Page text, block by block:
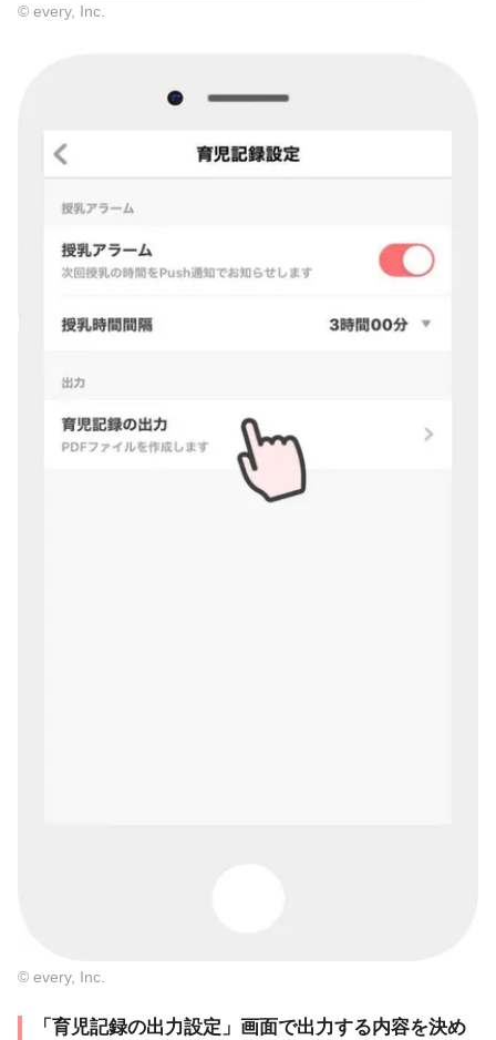
© every, Inc.
© every, Inc.
「育児記録の出力設定」画面で出力する内容を決め